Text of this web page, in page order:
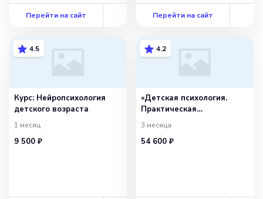
Перейти на сайт Перейти на сайт
4.5
Курс: Нейропсихология
детского возраста
1 месяц
9 500 ₽
4.2
«Детская психология.
Практическая
психологическая помощь
детям и подросткам»
с присвоением
3 месяца
54 600 ₽